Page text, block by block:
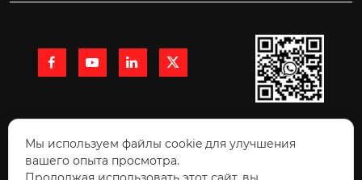
   
 +86 15991710216
Мы используем файлы cookie для улучшения
вашего опыта просмотра.